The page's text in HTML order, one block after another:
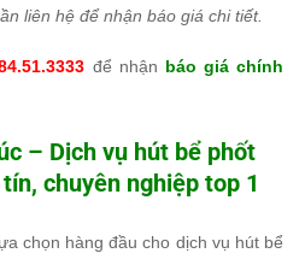
liên hệ để nhận báo giá chi tiết.
để nhận báo giá chính
– Dịch vụ hút bể phốt
chuyên nghiệp top 1
chọn hàng đầu cho dịch vụ hút bể